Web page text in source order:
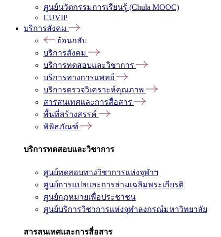
ศูนย์นวัตกรรมการเรียนรู้ (Chula MOOC)
CUVIP
บริการสังคม
ย้อนกลับ
บริการสังคม
บริการทดสอบและวิชาการ
บริการทางการแพทย์
บริการตรวจวิเคราะห์คุณภาพ
สารสนเทศและการสื่อสาร
พื้นที่สร้างสรรค์
พิพิธภัณฑ์
บริการทดสอบและวิชาการ
ศูนย์ทดสอบทางวิชาการแห่งจุฬาฯ
ศูนย์การแปลและการล่ามเฉลิมพระเกียรติ
ศูนย์กฎหมายเพื่อประชาชน
ศูนย์บริการวิชาการแห่งจุฬาลงกรณ์มหาวิทยาลัย
สารสนเทศและการสื่อสาร